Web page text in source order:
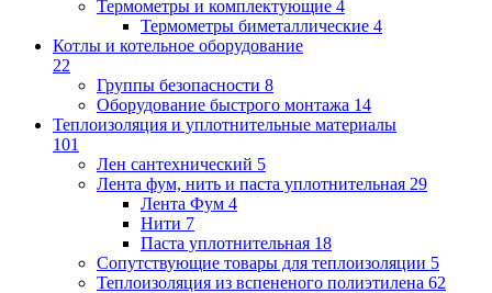
Термометры и комплектующие 4
Термометры биметаллические 4
Котлы и котельное оборудование
22
Группы безопасности 8
Оборудование быстрого монтажа 14
Теплоизоляция и уплотнительные материалы
101
Лен сантехнический 5
Лента фум, нить и паста уплотнительная 29
Лента Фум 4
Нити 7
Паста уплотнительная 18
Сопутствующие товары для теплоизоляции 5
Теплоизоляция из вспененого полиэтилена 62